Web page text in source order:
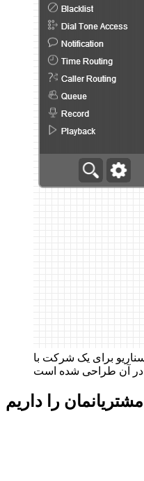
سناریو برای یک شرکت با
را